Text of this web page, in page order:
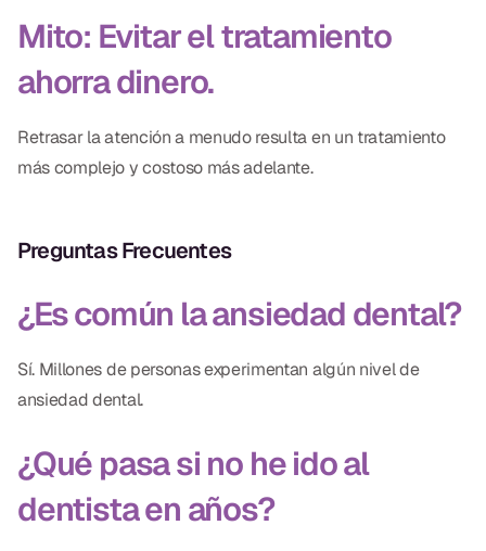
Mito: Evitar el tratamiento
ahorra dinero.
Retrasar la atención a menudo resulta en un tratamiento
más complejo y costoso más adelante.
Preguntas Frecuentes
¿Es común la ansiedad dental?
Sí. Millones de personas experimentan algún nivel de
ansiedad dental.
¿Qué pasa si no he ido al
dentista en años?